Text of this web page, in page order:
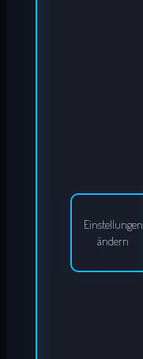
Einstellungen
ändern